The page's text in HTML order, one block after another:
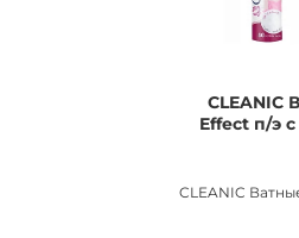
CLEANIC
Effect п/э
CLEANIC